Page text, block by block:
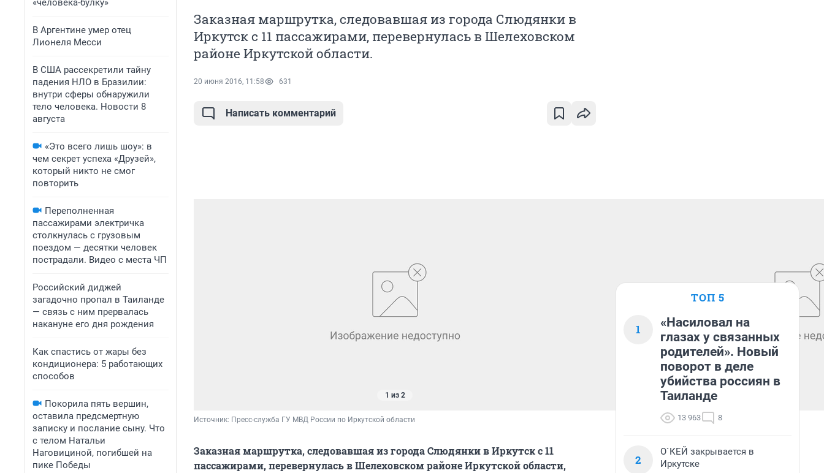
«человека-булку»
В Аргентине умер отец
Лионеля Месси
В США рассекретили тайну
падения НЛО в Бразилии:
внутри сферы обнаружили
тело человека. Новости 8
августа
«Это всего лишь шоу»: в
чем секрет успеха «Друзей»,
который никто не смог
повторить
Переполненная
пассажирами электричка
столкнулась с грузовым
поездом — десятки человек
пострадали. Видео с места ЧП
Российский диджей
загадочно пропал в Таиланде
— связь с ним прервалась
накануне его дня рождения
Как спастись от жары без
кондиционера: 5 работающих
способов
Покорила пять вершин,
оставила предсмертную
записку и послание сыну. Что
с телом Натальи
Наговициной, погибшей на
пике Победы
Заказная маршрутка, следовавшая из города Слюдянки в
Иркутск с 11 пассажирами, перевернулась в Шелеховском
районе Иркутской области.
20 июня 2016, 11:58 631
Написать комментарий
1 из 2
Источник: Пресс-служба ГУ МВД России по Иркутской области
Заказная маршрутка, следовавшая из города Слюдянки в Иркутск с 11
пассажирами, перевернулась в Шелеховском районе Иркутской области,
ТОП 5
1
«Насиловал на
глазах у связанных
родителей». Новый
поворот в деле
убийства россиян в
Таиланде
13 963 8
2
О`КЕЙ закрывается в
Иркутске